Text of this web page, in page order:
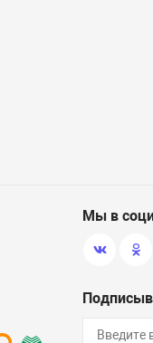
Мы в